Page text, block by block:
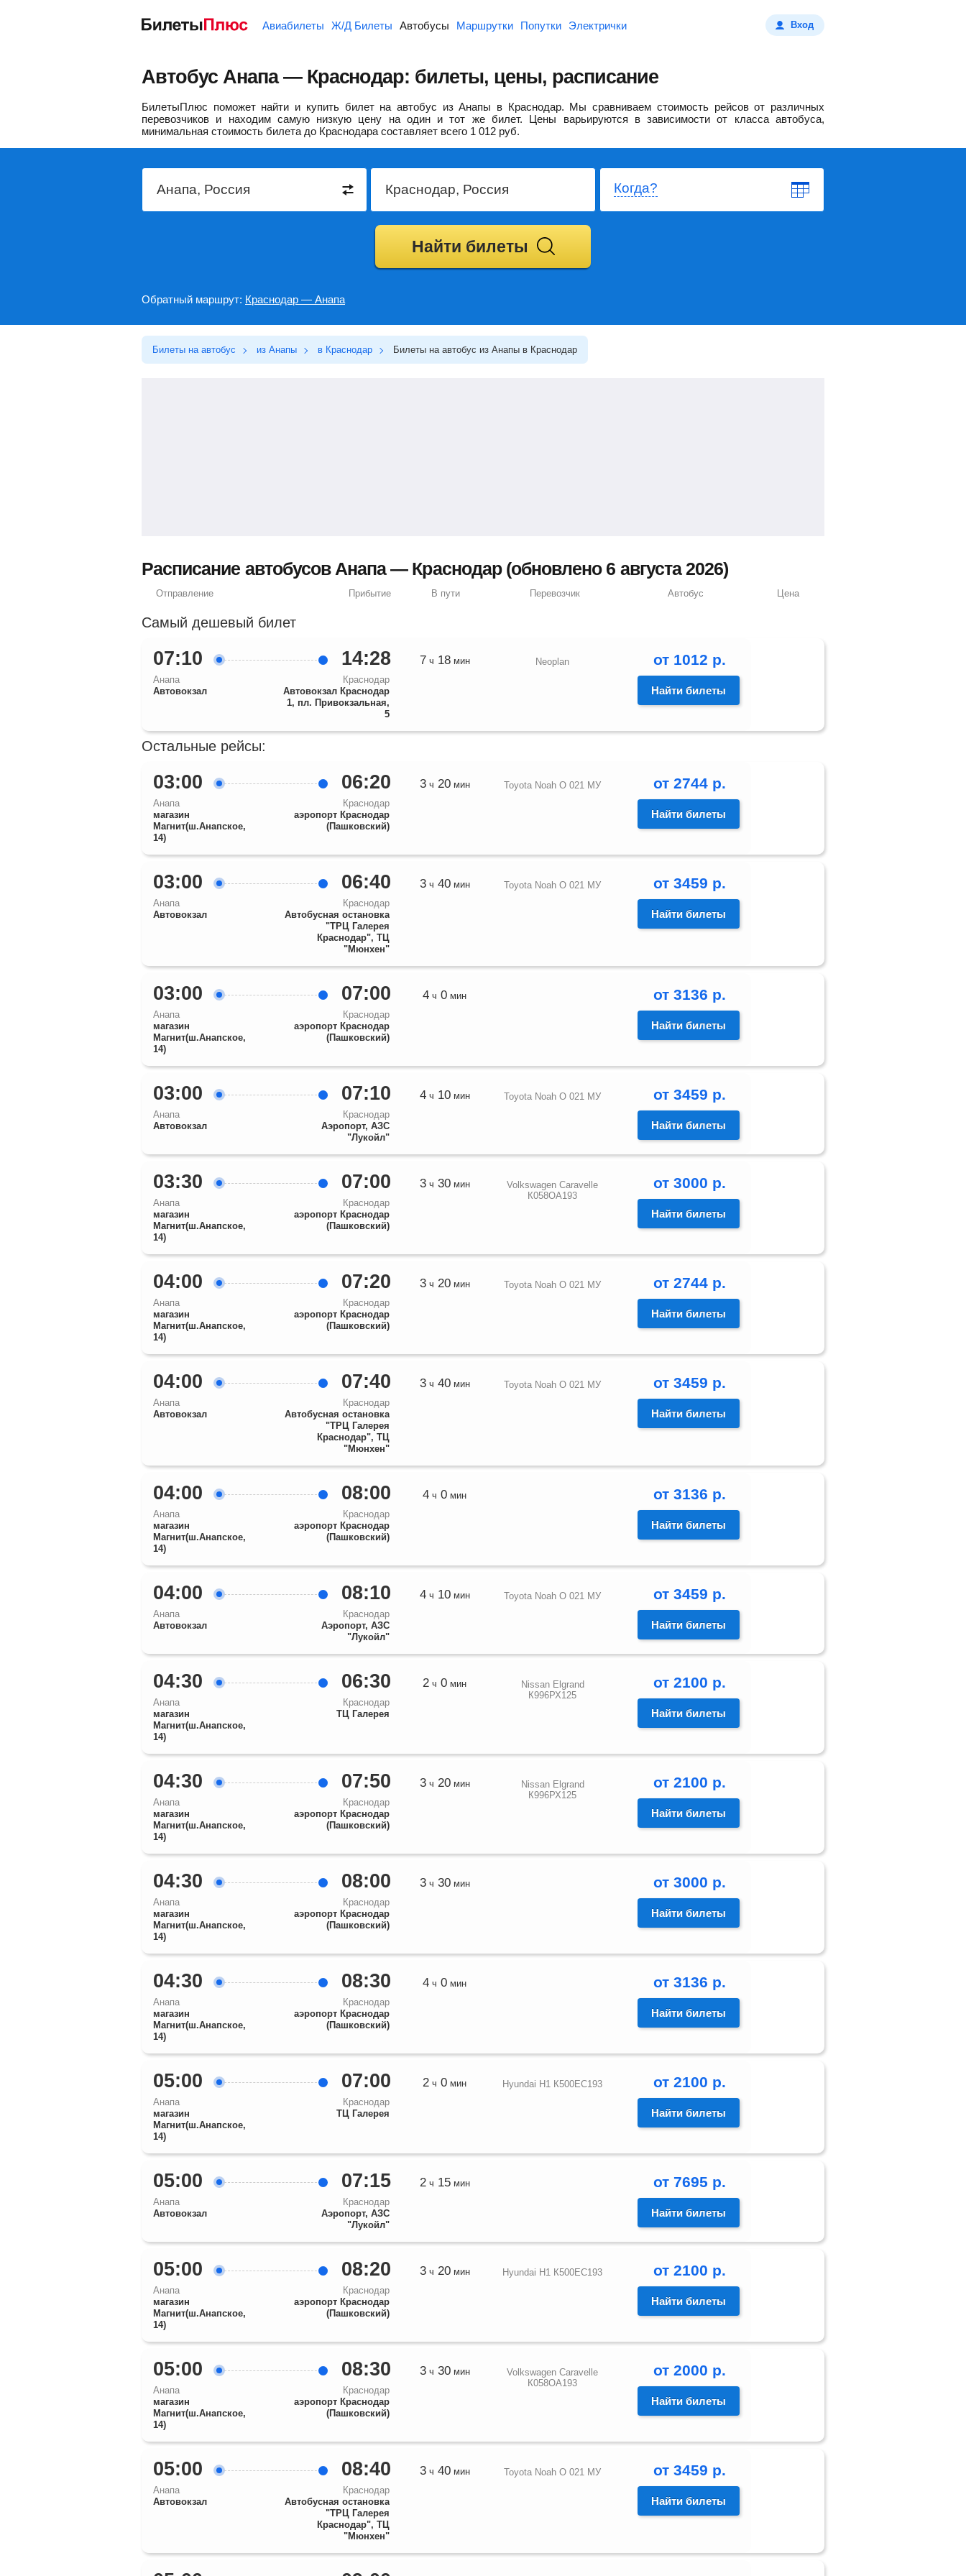
Авиабилеты Ж/Д Билеты Автобусы Маршрутки Попутки Электрички Вход
Автобус Анапа — Краснодар: билеты, цены, расписание
БилетыПлюс поможет найти и купить билет на автобус из Анапы в Краснодар. Мы сравниваем стоимость рейсов от различных
перевозчиков и находим самую низкую цену на один и тот же билет. Цены варьируются в зависимости от класса автобуса,
минимальная стоимость билета до Краснодара составляет всего 1 012 руб.
Когда?
Найти билеты
Обратный маршрут: Краснодар — Анапа
Билеты на автобус из Анапы в Краснодар Билеты на автобус из Анапы в Краснодар
Расписание автобусов Анапа — Краснодар (обновлено 6 августа 2026)
Отправление Прибытие В пути Перевозчик Автобус Цена
Самый дешевый билет
07:10
Анапа
Автовокзал
14:28
Краснодар
Автовокзал Краснодар
1, пл. Привокзальная,
5
7 ч 18мин Neoplan от 1012 р.
Найти билеты
Остальные рейсы:
03:00
Анапа
магазин
Магнит(ш.Анапское,
14)
06:20
Краснодар
аэропорт Краснодар
(Пашковский)
3ч 20мин Toyota Noah О 021 МУ от 2744 р.
Найти билеты
03:00
Анапа
Автовокзал
06:40
Краснодар
Автобусная остановка
"ТРЦ Галерея
Краснодар", ТЦ
"Мюнхен"
3ч 40мин Toyota Noah О 021 МУ от 3459 р.
Найти билеты
03:00
Анапа
магазин
Магнит(ш.Анапское,
14)
07:00
Краснодар
аэропорт Краснодар
(Пашковский)
4 ч 0 мин от 3136 р.
Найти билеты
03:00
Анапа
Автовокзал
07:10
Краснодар
Аэропорт, АЗС
"Лукойл"
4ч 10мин Toyota Noah О 021 МУ от 3459 р.
Найти билеты
03:30
Анапа
магазин
Магнит(ш.Анапское,
14)
07:00
Краснодар
аэропорт Краснодар
(Пашковский)
3ч 30мин
Volkswagen Caravelle
К058ОА193
от 3000 р.
Найти билеты
04:00
Анапа
магазин
Магнит(ш.Анапское,
14)
07:20
Краснодар
аэропорт Краснодар
(Пашковский)
3ч 20мин Toyota Noah О 021 МУ от 2744 р.
Найти билеты
04:00
Анапа
Автовокзал
07:40
Краснодар
Автобусная остановка
"ТРЦ Галерея
Краснодар", ТЦ
"Мюнхен"
3ч 40мин Toyota Noah О 021 МУ от 3459 р.
Найти билеты
04:00
Анапа
магазин
Магнит(ш.Анапское,
14)
08:00
Краснодар
аэропорт Краснодар
(Пашковский)
4 ч 0 мин от 3136 р.
Найти билеты
04:00
Анапа
Автовокзал
08:10
Краснодар
Аэропорт, АЗС
"Лукойл"
4ч 10мин Toyota Noah О 021 МУ от 3459 р.
Найти билеты
04:30
Анапа
магазин
Магнит(ш.Анапское,
14)
06:30
Краснодар
ТЦ Галерея
2 ч 0 мин
Nissan Elgrand
К996РХ125
от 2100 р.
Найти билеты
04:30
Анапа
магазин
Магнит(ш.Анапское,
14)
07:50
Краснодар
аэропорт Краснодар
(Пашковский)
3ч 20мин
Nissan Elgrand
К996РХ125
от 2100 р.
Найти билеты
04:30
Анапа
магазин
Магнит(ш.Анапское,
14)
08:00
Краснодар
аэропорт Краснодар
(Пашковский)
3ч 30мин от 3000 р.
Найти билеты
04:30
Анапа
магазин
Магнит(ш.Анапское,
14)
08:30
Краснодар
аэропорт Краснодар
(Пашковский)
4 ч 0 мин от 3136 р.
Найти билеты
05:00
Анапа
магазин
Магнит(ш.Анапское,
14)
07:00
Краснодар
ТЦ Галерея
2 ч 0 мин Hyundai H1 К500ЕС193 от 2100 р.
Найти билеты
05:00
Анапа
Автовокзал
07:15
Краснодар
Аэропорт, АЗС
"Лукойл"
2ч 15мин от 7695 р.
Найти билеты
05:00
Анапа
магазин
Магнит(ш.Анапское,
14)
08:20
Краснодар
аэропорт Краснодар
(Пашковский)
3ч 20мин Hyundai H1 К500ЕС193 от 2100 р.
Найти билеты
05:00
Анапа
магазин
Магнит(ш.Анапское,
14)
08:30
Краснодар
аэропорт Краснодар
(Пашковский)
3ч 30мин
Volkswagen Caravelle
К058ОА193
от 2000 р.
Найти билеты
05:00
Анапа
Автовокзал
08:40
Краснодар
Автобусная остановка
"ТРЦ Галерея
Краснодар", ТЦ
"Мюнхен"
3ч 40мин Toyota Noah О 021 МУ от 3459 р.
Найти билеты